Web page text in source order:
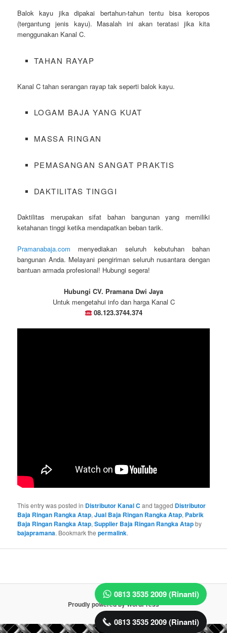
Balok kayu jika dipakai bertahun-tahun tentu bisa keropos
(tergantung jenis kayu). Masalah ini akan teratasi jika kita
menggunakan Kanal C.
TAHAN RAYAP
Kanal C tahan serangan rayap tak seperti balok kayu.
LOGAM BAJA YANG KUAT
MASSA RINGAN
PEMASANGAN SANGAT PRAKTIS
DAKTILITAS TINGGI
Daktilitas merupakan sifat bahan bangunan yang memiliki
ketahanan tinggi ketika mendapatkan beban tarik.
Pramanabaja.com menyediakan seluruh kebutuhan bahan
bangunan Anda. Melayani pengiriman seluruh nusantara dengan
bantuan armada profesional! Hubungi segera!
Hubungi CV. Pramana Dwi Jaya
Untuk mengetahui info dan harga Kanal C
08.123.3744.374
This entry was posted in Distributor Kanal C and tagged Distributor
Baja Ringan Rangka Atap,Jual Baja Ringan Rangka Atap, Pabrik
Baja Ringan Rangka Atap,Supplier Baja Ringan Rangka Atapby
bajapramana. Bookmark thepermalink.
0813 3535 2009 (Rinanti)
0813 3535 2009 (Rinanti)
Proudly powered by WordPress